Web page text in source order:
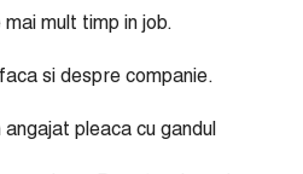
mult timp in job.
si despre companie.
pleaca cu gandul